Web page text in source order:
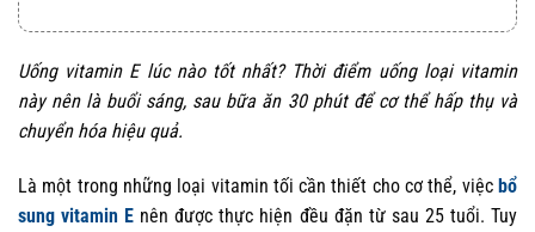
Uống vitamin E lúc nào tốt nhất? Thời điểm uống loại vitamin
này nên là buổi sáng, sau bữa ăn 30 phút để cơ thể hấp thụ và
chuyển hóa hiệu quả.
Là một trong những loại vitamin tối cần thiết cho cơ thể, việc bổ
sung vitamin E nên được thực hiện đều đặn từ sau 25 tuổi. Tuy